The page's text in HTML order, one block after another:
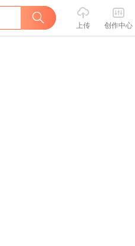
上传 创作中心